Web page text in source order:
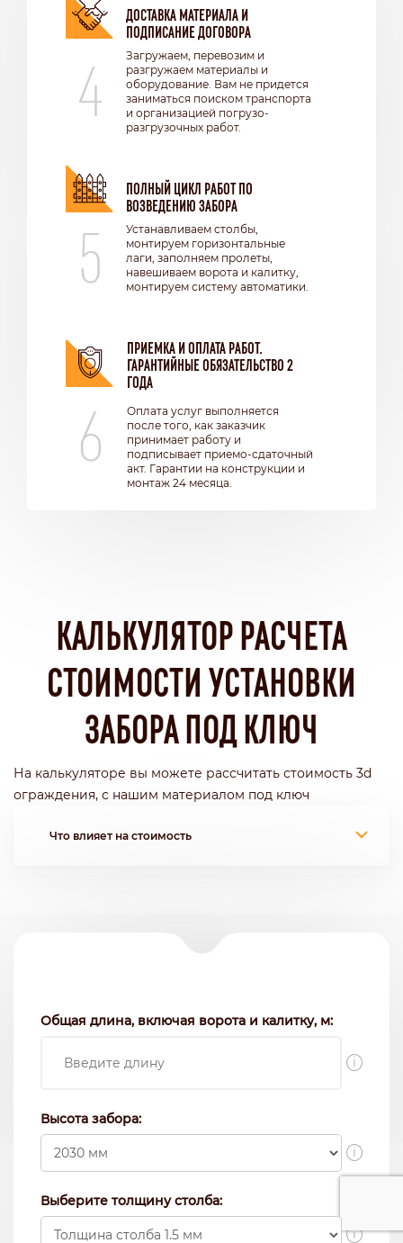
4
ДОСТАВКА МАТЕРИАЛА И
ПОДПИСАНИЕ ДОГОВОРА
Загружаем, перевозим и
разгружаем материалы и
оборудование. Вам не придется
заниматься поиском транспорта
и организацией погрузо-
разгрузочных работ.
5
ПОЛНЫЙ ЦИКЛ РАБОТ ПО
ВОЗВЕДЕНИЮ ЗАБОРА
Устанавливаем столбы,
монтируем горизонтальные
лаги, заполняем пролеты,
навешиваем ворота и калитку,
монтируем систему автоматики.
6
ПРИЕМКА И ОПЛАТА РАБОТ.
ГАРАНТИЙНЫЕ ОБЯЗАТЕЛЬСТВО 2
ГОДА
Оплата услуг выполняется
после того, как заказчик
принимает работу и
подписывает приемо-сдаточный
акт. Гарантии на конструкции и
монтаж 24 месяца.
КАЛЬКУЛЯТОР РАСЧЕТА
СТОИМОСТИ УСТАНОВКИ
ЗАБОРА ПОД КЛЮЧ
На калькуляторе вы можете рассчитать стоимость 3d
ограждения, с нашим материалом под ключ
Что влияет на стоимость
Общая длина, включая ворота и калитку, м:
i
Высота забора:
i
Выберите толщину столба:
i